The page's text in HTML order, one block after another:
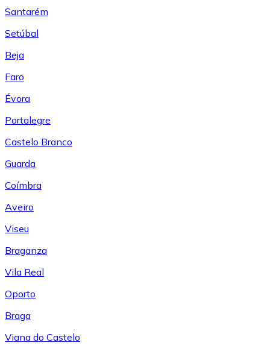
Santarém
Setúbal
Beja
Faro
Évora
Portalegre
Castelo Branco
Guarda
Coímbra
Aveiro
Viseu
Braganza
Vila Real
Oporto
Braga
Viana do Castelo